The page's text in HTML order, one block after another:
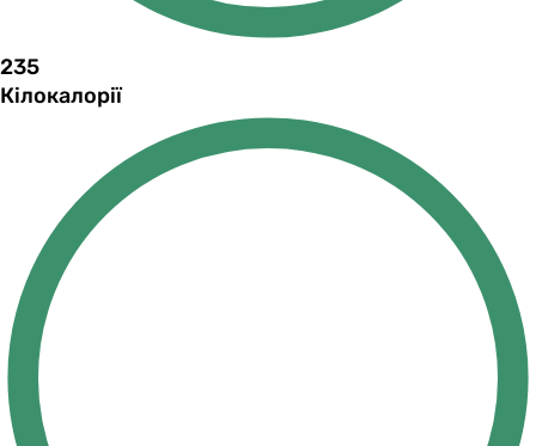
235
Кілокалорії